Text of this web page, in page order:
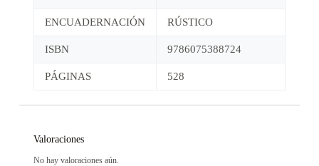
ENCUADERNACIÓN RÚSTICO
ISBN 9786075388724
PÁGINAS 528
Valoraciones
No hay valoraciones aún.